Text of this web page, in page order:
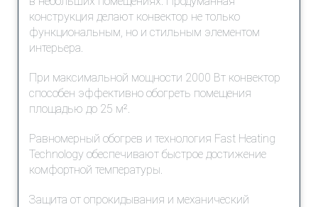
конструкция делают конвектор не только
функциональным, но и стильным элементом
интерьера.
При максимальной мощности 2000 Вт конвектор
способен эффективно обогреть помещения
площадью до 25 м².
Равномерный обогрев и технология Fast Heating
Technology обеспечивают быстрое достижение
комфортной температуры.
Защита от опрокидывания и механический